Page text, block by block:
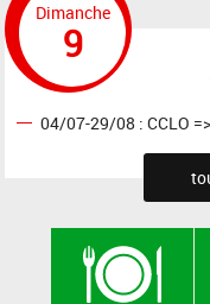
Dimanche
9
04/07-29/08 : CCLO